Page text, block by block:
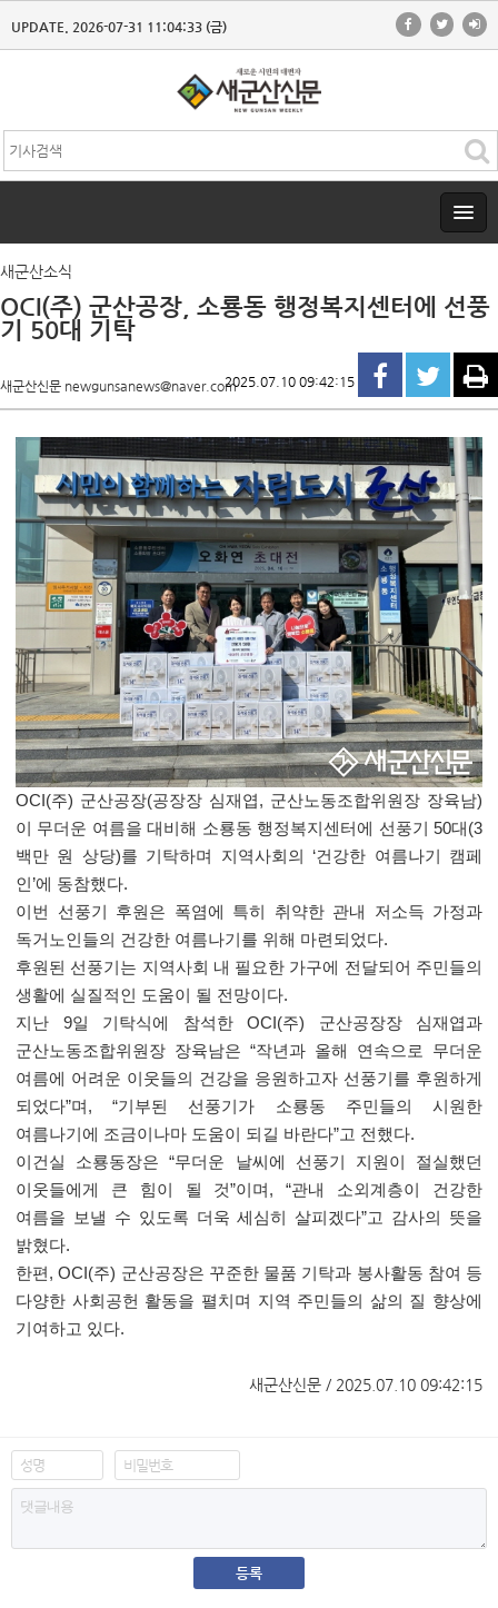
UPDATE. 2026-07-31 11:04:33 (금)
새군산소식
OCI(주) 군산공장, 소룡동 행정복지센터에 선풍
기 50대 기탁
새군산신문 newgunsanews@naver.com2025.07.10 09:42:15
OCI(주) 군산공장(공장장 심재엽, 군산노동조합위원장 장육남)
이 무더운 여름을 대비해 소룡동 행정복지센터에 선풍기 50대 (3
백만 원 상당)를 기탁하며 지역사회의 ‘건강한 여름나기 캠페
인 ’에 동참했다.
이번 선풍기 후원은 폭염에 특히 취약한 관내 저소득 가정과
독거노인들의 건강한 여름나기를 위해 마련되었다.
후원된 선풍기는 지역사회 내 필요한 가구에 전달되어 주민들의
생활에 실질적인 도움이 될 전망이다.
지난 9일 기탁식에 참석한 OCI(주) 군산공장장 심재엽과
군산노동조합위원장 장육남은 “작년과 올해 연속으로 무더운
여름에 어려운 이웃들의 건강을 응원하고자 선풍기를 후원하게
되었다”며 , “기부된 선풍기가 소룡동 주민들의 시원한
여름나기에 조금이나마 도움이 되길 바란다”고 전했다.
이건실 소룡동장은“무더운 날씨에 선풍기 지원이 절실했던
이웃들에게 큰 힘이 될 것”이며 , “관내 소외계층이 건강한
여름을 보낼 수 있도록 더욱 세심히 살피겠다”고 감사의 뜻을
밝혔다.
한편 , OCI(주) 군산공장은 꾸준한 물품 기탁과 봉사활동 참여 등
다양한 사회공헌 활동을 펼치며 지역 주민들의 삶의 질 향상에
기여하고 있다.
새군산신문 / 2025.07.10 09:42:15